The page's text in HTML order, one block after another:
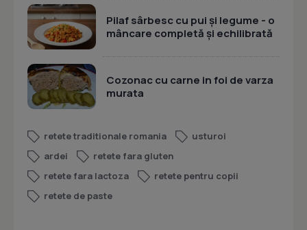
Pilaf sârbesc cu pui și legume - o
mâncare completă și echilibrată
Cozonac cu carne in foi de varza
murata
retete traditionale romania
usturoi
ardei
retete fara gluten
retete fara lactoza
retete pentru copii
retete de paste